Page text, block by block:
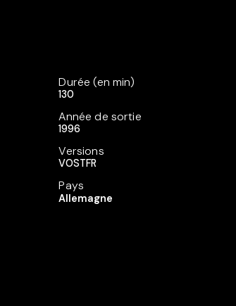
Durée (en min)
130
Année de sortie
1996
Versions
VOSTFR
Pays
Allemagne